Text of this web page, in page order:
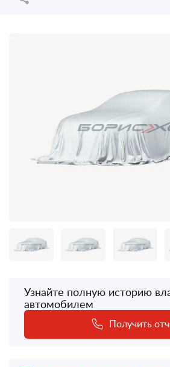
Узнайте полную историю
автомобилем
Получить